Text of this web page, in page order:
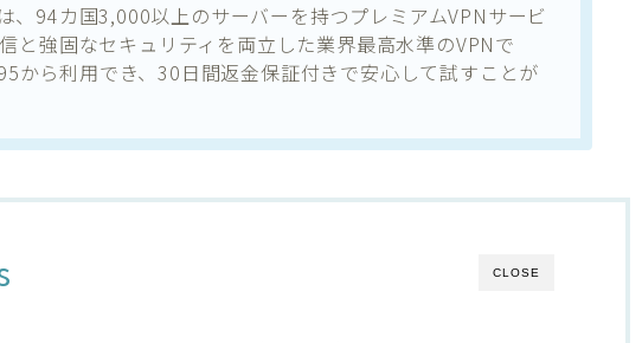
、94カ国3,000以上のサーバーを持つプレミアムVPNサービ
と強固なセキュリティを両立した業界最高水準のVPNで
から利用でき、30日間返金保証付きで安心して試すことが
CLOSE